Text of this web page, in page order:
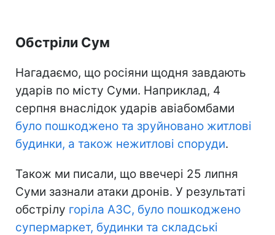
Обстріли Сум
Нагадаємо, що росіяни щодня завдають
ударів по місту Суми. Наприклад, 4
серпня внаслідок ударів авіабомбами
було пошкоджено та зруйновано житлові
будинки, а також нежитлові споруди.
Також ми писали, що ввечері 25 липня
Суми зазнали атаки дронів. У результаті
обстрілу горіла АЗС, було пошкоджено
супермаркет, будинки та складські